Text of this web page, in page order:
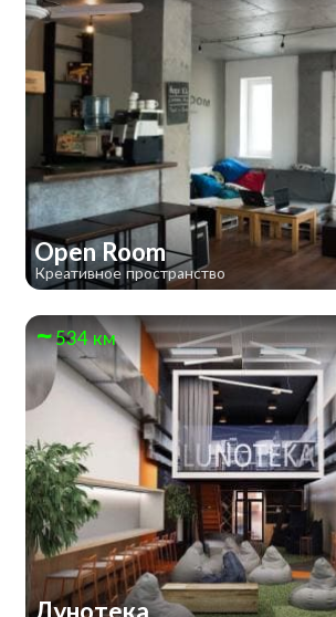
Open Room
Креативное пространство
534 км
Лунотека